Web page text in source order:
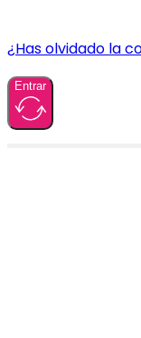
¿Has olvidado la
Entrar